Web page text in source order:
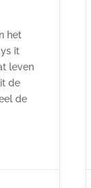
het
it
leven
de
de